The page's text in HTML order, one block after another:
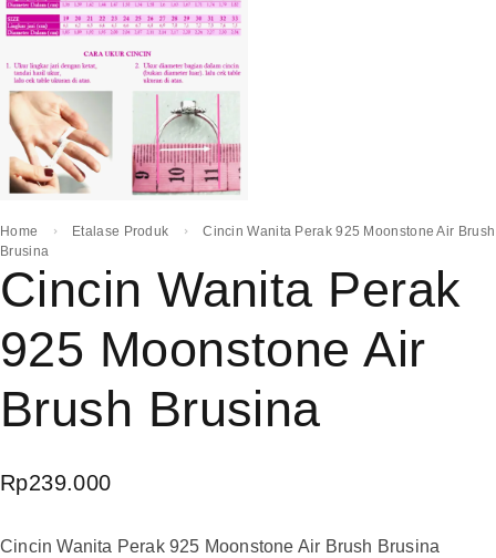
Home Etalase Produk
Cincin Wanita Perak 925 Moonstone Air Brush
Brusina
Cincin Wanita Perak
925 Moonstone Air
Brush Brusina
Rp239.000
Cincin Wanita Perak 925 Moonstone Air Brush Brusina